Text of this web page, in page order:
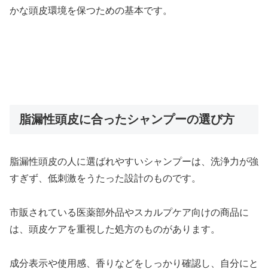
かな頭皮環境を保つための基本です。
脂漏性頭皮に合ったシャンプーの選び方
脂漏性頭皮の人に選ばれやすいシャンプーは、洗浄力が強
すぎず、低刺激をうたった設計のものです。
市販されている医薬部外品やスカルプケア向けの商品に
は、頭皮ケアを重視した処方のものがあります。
成分表示や使用感、香りなどをしっかり確認し、自分にと